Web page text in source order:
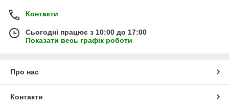
Контакти
Сьогодні працює з 10:00 до 17:00
Показати весь графік роботи
Про нас
Контакти